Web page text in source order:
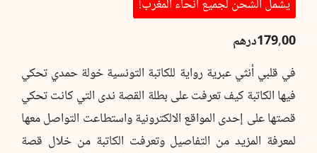
يشمل الشحن لجميع أنحاء المغرب!
179,00درهم
في قلبي أنثي عبرية رواية للكاتبة التونسية خولة حمدي تحكي
فيها الكاتبة كيف تعرفت على بطلة القصة ندى التي كانت تحكي
قصتها على إحدى المواقع الالكترونية واستطاعت التواصل معها
لمعرفة المزيد من التفاصيل وتعرفت الكاتبة من خلال قصة